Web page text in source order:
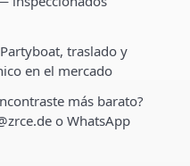
traslado y
en el mercado
más barato?
o WhatsApp